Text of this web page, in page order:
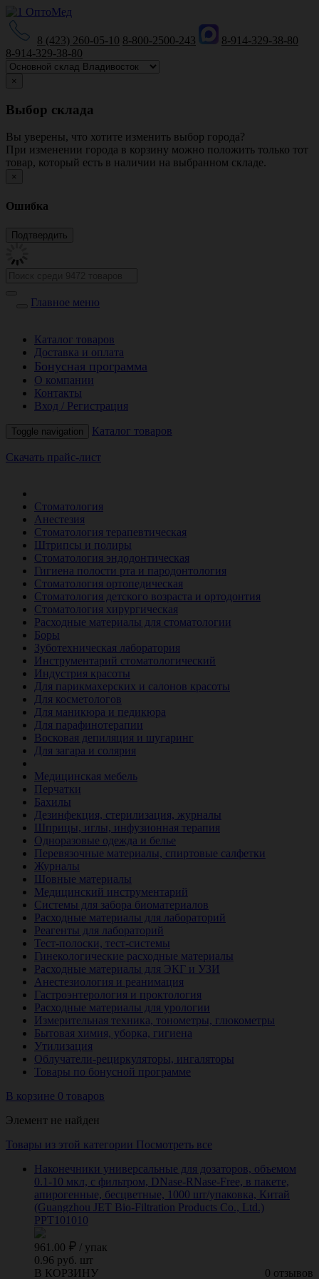
8 (423) 260-05-10 8-800-2500-243
8-914-329-38-80
8-914-329-38-80
×
Выбор склада
Вы уверены, что хотите изменить выбор города?
При изменении города в корзину можно положить только тот
товар, который есть в наличии на выбранном складе.
×
Ошибка
Главное меню
Каталог товаров
Доставка и оплата
Бонусная программа
О компании
Контакты
Вход / Регистрация
Toggle navigation Каталог товаров
Скачать прайс-лист
Стоматология
Анестезия
Стоматология терапевтическая
Штрипсы и полиры
Стоматология эндодонтическая
Гигиена полости рта и пародонтология
Стоматология ортопедическая
Стоматология детского возраста и ортодонтия
Стоматология хирургическая
Расходные материалы для стоматологии
Боры
Зуботехническая лаборатория
Инструментарий стоматологический
Индустрия красоты
Для парикмахерских и салонов красоты
Для косметологов
Для маникюра и педикюра
Для парафинотерапии
Восковая депиляция и шугаринг
Для загара и солярия
Медицинская мебель
Перчатки
Бахилы
Дезинфекция, стерилизация, журналы
Шприцы, иглы, инфузионная терапия
Одноразовые одежда и белье
Перевязочные материалы, спиртовые салфетки
Журналы
Шовные материалы
Медицинский инструментарий
Системы для забора биоматериалов
Расходные материалы для лабораторий
Реагенты для лабораторий
Тест-полоски, тест-системы
Гинекологические расходные материалы
Расходные материалы для ЭКГ и УЗИ
Анестезиология и реанимация
Гастроэнтерология и проктология
Расходные материалы для урологии
Измерительная техника, тонометры, глюкометры
Бытовая химия, уборка, гигиена
Утилизация
Облучатели-рециркуляторы, ингаляторы
Товары по бонусной программе
В корзине 0 товаров
Элемент не найден
Товары из этой категории Посмотреть все
Наконечники универсальные для дозаторов, объемом
0.1-10 мкл, с фильтром, DNase-RNase-Free, в пакете,
апирогенные, бесцветные, 1000 шт/упаковка, Китай
(Guangzhou JET Bio-Filtration Products Co., Ltd.)
PPT101010
961.00 / упак
0.96 руб. шт
0 отзывов
В КОРЗИНУ